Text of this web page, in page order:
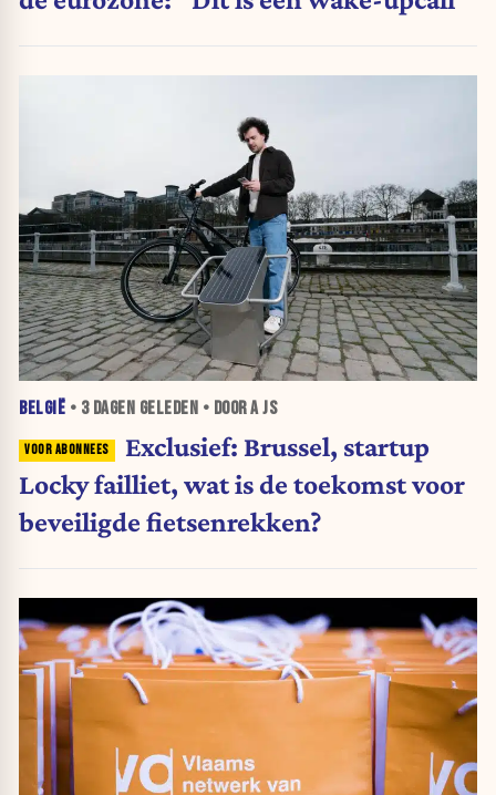
BELGIË • 3 DAGEN GELEDEN • DOOR A JS
Exclusief: Brussel, startup
Locky failliet, wat is de toekomst voor
beveiligde fietsenrekken?